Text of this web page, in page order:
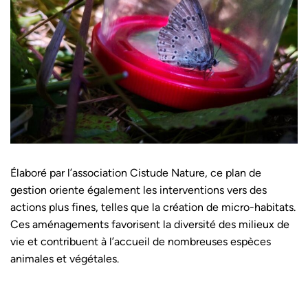
Élaboré par l’association Cistude Nature, ce plan de
gestion oriente également les interventions vers des
actions plus fines, telles que la création de micro-habitats.
Ces aménagements favorisent la diversité des milieux de
vie et contribuent à l’accueil de nombreuses espèces
animales et végétales.